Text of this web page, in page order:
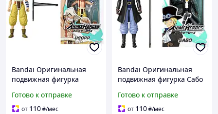
Bandai Оригинальная
подвижная фигурка
HEROES из аниме Ван Пис
/ One Piece
Готово к отправке
от 110₴/мес
Bandai Оригинальная
подвижная фигурка Сабо
аниме Ван Пис / One
Piece
Готово к отправке
от 110₴/мес